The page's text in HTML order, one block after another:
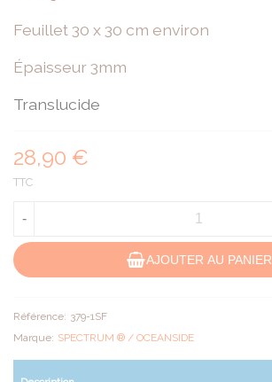
Feuillet 30 x 30 cm environ
Épaisseur 3mm
Translucide
28,90 €
TTC
-
AJOUTER AU PANIER
Référence: 379-1SF
Marque: SPECTRUM ® / OCEANSIDE